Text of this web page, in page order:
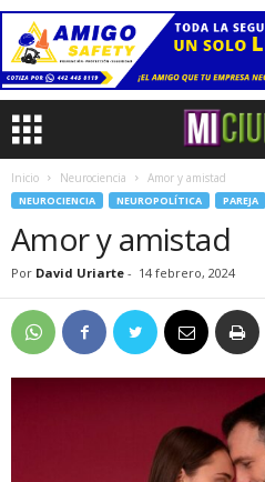
Inicio Neurociencia Amor y amistad
NEUROCIENCIA NEUROPOLÍTICA PAREJA
Amor y amistad
Por David Uriarte - 14 febrero, 2024